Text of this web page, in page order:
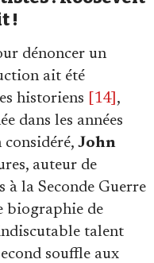
!
dénoncer un
ait été
historiens
[14] ,
dans les années
John
auteur de
à la Seconde Guerre
biographie de
talent
souffle aux